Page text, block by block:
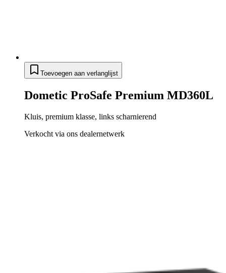
Toevoegen aan verlanglijst
Dometic ProSafe Premium MD360L
Kluis, premium klasse, links scharnierend
Verkocht via ons dealernetwerk